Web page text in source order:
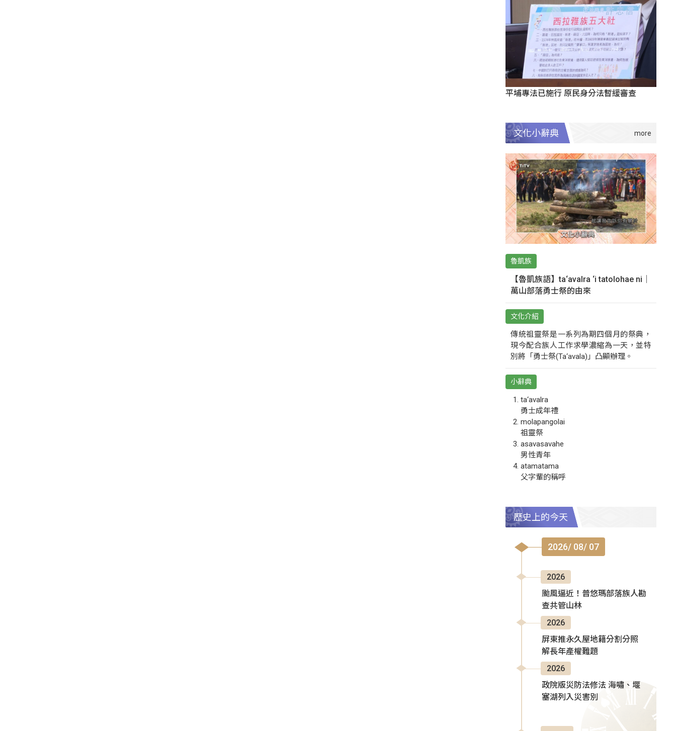
平埔專法已施行 原民身分法暫緩審查
文化小辭典
魯凱族
【魯凱族語】ta‘avalra ‘i tatolohae ni｜
萬山部落勇士祭的由來
文化介紹
傳統祖靈祭是一系列為期四個月的祭典，
現今配合族人工作求學濃縮為一天，並特
別將「勇士祭(Ta‘avala)」凸顯辦理。
小辭典
ta‘avalra
勇士成年禮
molapangolai
祖靈祭
asavasavahe
男性青年
atamatama
父字輩的稱呼
歷史上的今天
2026/ 08/ 07
2026
颱風逼近！普悠瑪部落族人勘
查共管山林
2026
屏東推永久屋地籍分割分照
解長年產權難題
2026
政院版災防法修法 海嘯、堰
塞湖列入災害別